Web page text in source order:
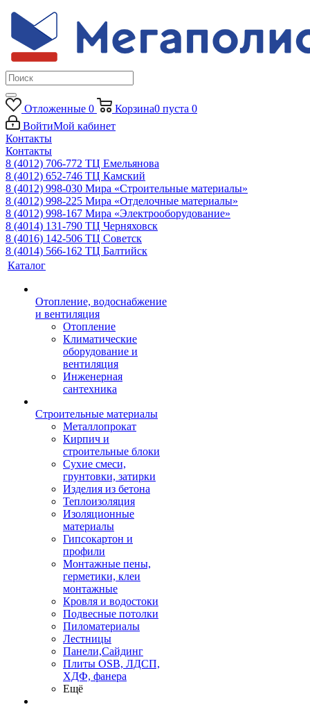
Отложенные 0 Корзина0 пуста 0
ВойтиМой кабинет
Контакты
Контакты
8 (4012) 706-772 ТЦ Емельянова
8 (4012) 652-746 ТЦ Камский
8 (4012) 998-030 Мира «Строительные материалы»
8 (4012) 998-225 Мира «Отделочные материалы»
8 (4012) 998-167 Мира «Электрооборудование»
8 (4014) 131-790 ТЦ Черняховск
8 (4016) 142-506 ТЦ Советск
8 (4014) 566-162 ТЦ Балтийск
Каталог
Отопление, водоснабжение
и вентиляция
Отопление
Климатические
оборудование и
вентиляция
Инженерная
сантехника
Строительные материалы
Металлопрокат
Кирпич и
строительные блоки
Сухие смеси,
грунтовки, затирки
Изделия из бетона
Теплоизоляция
Изоляционные
материалы
Гипсокартон и
профили
Монтажные пены,
герметики, клеи
монтажные
Кровля и водостоки
Подвесные потолки
Пиломатериалы
Лестницы
Панели,Сайдинг
Плиты OSB, ЛДСП,
ХДФ, фанера
Ещё